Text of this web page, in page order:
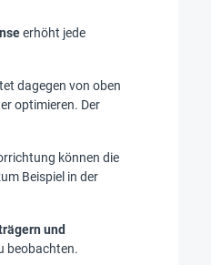
erhöht jede
dagegen von oben
optimieren. Der
können die
Beispiel in der
und
beobachten.